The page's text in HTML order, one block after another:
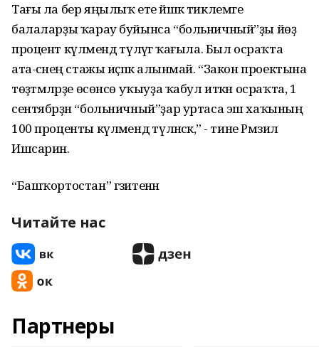
Тағы ла бер яңылыҡ ете йәшкә тиклемге
балаларҙы ҡарау буйынса “больничный”ҙы йөҙ
процент күләмендә түләүгә ҡағыла. Был осраҡта
ата-әсәнең стажы иҫәпкә алынмай. “Закон проектына
төҙәтмәләрҙе өсөнсө уҡыуҙа ҡабул иткән осраҡта, 1
сентябрҙән “больничный”ҙар уртаса эш хаҡының
100 проценты күләмендә түләнәсәк,” - тине Рәмзил
Ишсарин.
“Башҡортостан” гәзитенән
Читайте нас
Партнеры